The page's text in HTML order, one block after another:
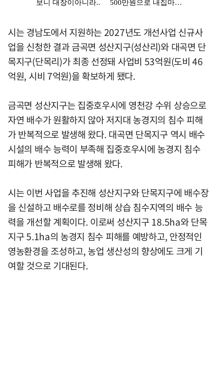
시는 경남도에서 지원하는 2027년도 개선사업 신규사
업을 신청한 결과 금곡면 성산지구(성산리)와 대곡면 단
목지구(단목리)가 최종 선정돼 사업비 53억원(도비 46
억원, 시비 7억원)을 확보하게 됐다.
금곡면 성산지구는 집중호우시에 영천강 수위 상승으로
자연 배수가 원활하지 않아 저지대 농경지의 침수 피해
가 반복적으로 발생해 왔다. 대곡면 단목지구 역시 배수
시설의 배수 능력이 부족해 집중호우시에 농경지 침수
피해가 반복적으로 발생해 왔다.
시는 이번 사업을 추진해 성산지구와 단목지구에 배수장
을 신설하고 배수로를 정비해 상습 침수지역의 배수 능
력을 개선할 계획이다. 이로써 성산지구 18.5ha와 단목
지구 5.1ha의 농경지 침수 피해를 예방하고, 안정적인
영농환경을 조성하고, 농업 생산성의 향상에도 크게 기
여할 것으로 기대된다.